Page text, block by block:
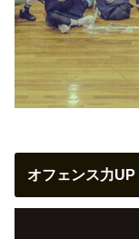
オフェンス力